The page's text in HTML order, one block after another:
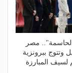
مصر
وتتوج ببرونزية
لسيف المبارزة